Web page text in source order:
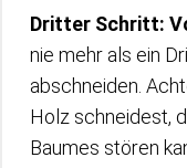
Dritter Schritt:
nie mehr als ein
abschneiden.
Holz schneidest,
Baumes stören